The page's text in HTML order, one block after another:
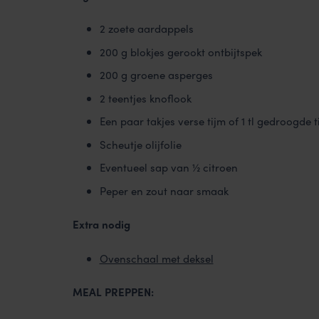
2 zoete aardappels
200 g blokjes gerookt ontbijtspek
200 g groene asperges
2 teentjes knoflook
Een paar takjes verse tijm of 1 tl gedroogde
Scheutje olijfolie
Eventueel sap van ½ citroen
Peper en zout naar smaak
Extra nodig
Ovenschaal met deksel
MEAL PREPPEN: